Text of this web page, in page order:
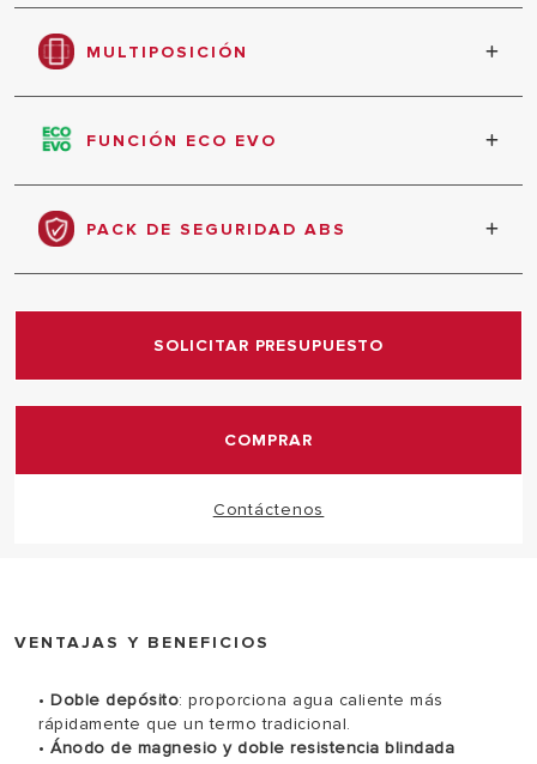
Incorpora conectividad WIFI para conectar el
producto a la nueva aplicación de Ariston NET y
optimizar consumos.
MULTIPOSICIÓN
Preparado para instalación tanto vertical como
horizontal.
FUNCIÓN ECO EVO
Memoriza tus hábitos consumo con la función ECO
EVO, optimiza tus consumos y ahorra en tu factura.
PACK DE SEGURIDAD ABS
Sistema de seguridad electrónica total.
SOLICITAR PRESUPUESTO
COMPRAR
Contáctenos
VENTAJAS Y BENEFICIOS
• Doble depósito: proporciona agua caliente más
rápidamente que un termo tradicional.
• Ánodo de magnesio y doble resistencia blindada